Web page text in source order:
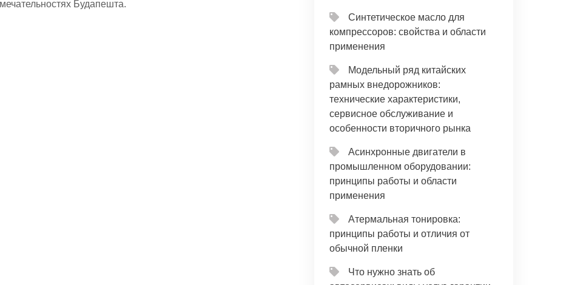
Будапешта.
Синтетическое масло для
компрессоров: свойства и области
применения
Модельный ряд китайских
рамных внедорожников:
технические характеристики,
сервисное обслуживание и
особенности вторичного рынка
Асинхронные двигатели в
промышленном оборудовании:
принципы работы и области
применения
Атермальная тонировка:
принципы работы и отличия от
обычной пленки
Что нужно знать об